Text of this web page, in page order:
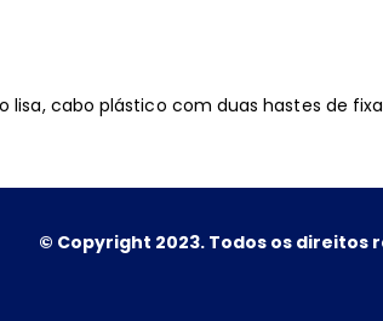
cabo plástico com duas hastes de
© Copyright 2023. Todos os direitos